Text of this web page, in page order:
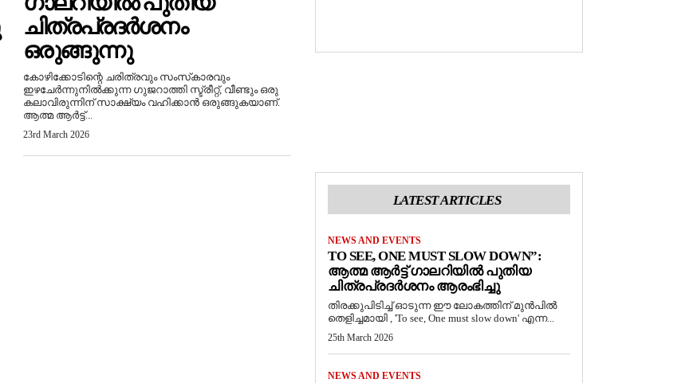
ചിത്രപ്രദർശനം
ഒരുങ്ങുന്നു
കോഴിക്കോടിന്റെ ചരിത്രവും സംസ്‌കാരവും
ഇഴചേർന്നുനിൽക്കുന്ന ഗുജറാത്തി സ്ട്രീറ്റ്, വീണ്ടും ഒരു
കലാവിരുന്നിന് സാക്ഷ്യം വഹിക്കാൻ ഒരുങ്ങുകയാണ്.
ആത്മ ആർട്ട്...
23rd March 2026
LATEST ARTICLES
NEWS AND EVENTS
TO SEE, ONE MUST SLOW DOWN”:
ആത്മ ആർട്ട് ഗാലറിയിൽ പുതിയ
ചിത്രപ്രദർശനം ആരംഭിച്ചു
തിരക്കുപിടിച്ച് ഓടുന്ന ഈ ലോകത്തിന് മുൻപിൽ
തെളിച്ചമായി , 'To see, One must slow down' എന്ന...
25th March 2026
NEWS AND EVENTS